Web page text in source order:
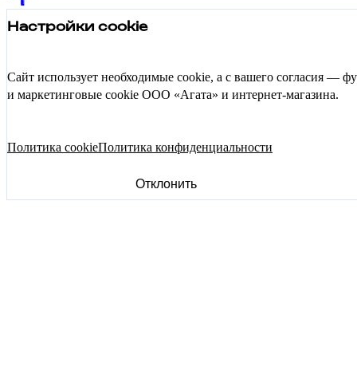
Настройки cookie
Сайт использует необходимые cookie, а с вашего согласия —
и маркетинговые cookie ООО «Агата» и интернет-магазина.
Политика cookieПолитика конфиденциальности
Отклонить